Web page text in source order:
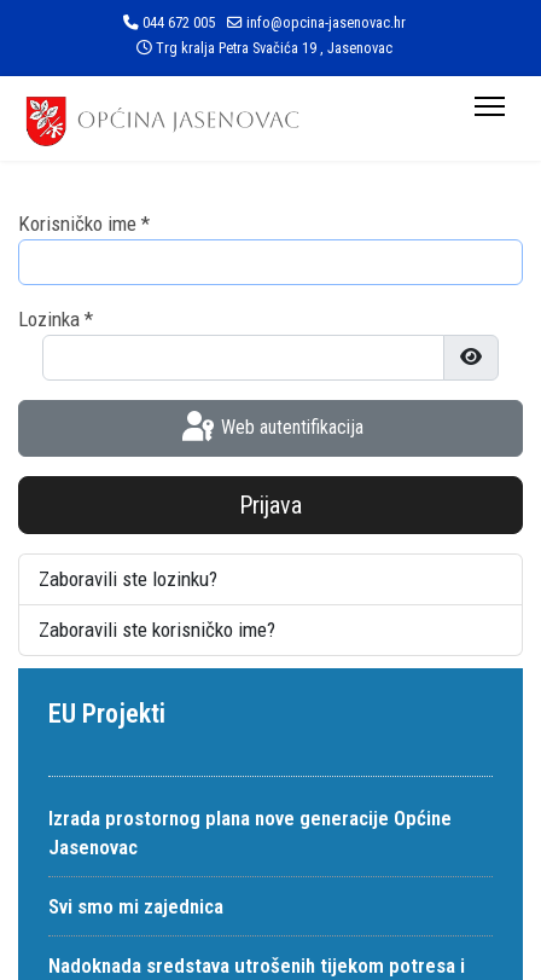
044 672 005
info@opcina-jasenovac.hr
Trg kralja Petra Svačića 19 , Jasenovac
Korisničko ime *
Lozinka *
Prikaži
Web autentifikacija
Prijava
Zaboravili ste lozinku?
Zaboravili ste korisničko ime?
EU Projekti
Izrada prostornog plana nove generacije Općine
Jasenovac
Svi smo mi zajednica
Nadoknada sredstava utrošenih tijekom potresa i